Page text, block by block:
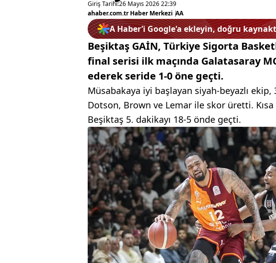
Giriş Tarihi:26 Mayıs 2026 22:39
ahaber.com.tr Haber Merkezi |AA
A Haber’i Google'a ekleyin, doğru
Beşiktaş GAİN, Türkiye Sigorta
final serisi ilk maçında Galatasaray
ederek seride 1-0 öne geçti.
Müsabakaya iyi başlayan siyah-beyazlı
Dotson, Brown ve Lemar ile skor üretti.
Beşiktaş 5. dakikayı 18-5 önde geçti.